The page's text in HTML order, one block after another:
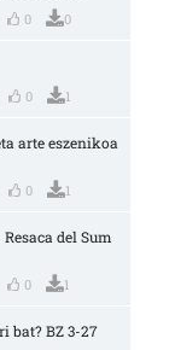
0 0
0 1
arte eszenikoa
0 1
del Sum
0 1
bat? BZ 3-27